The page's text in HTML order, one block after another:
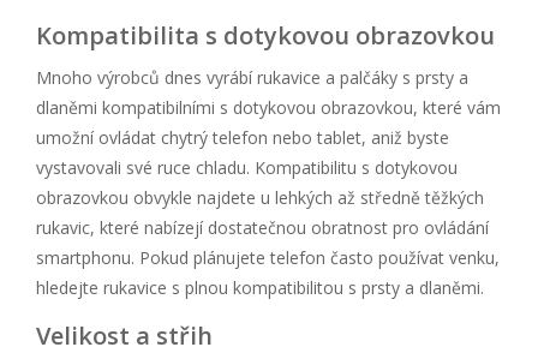
Kompatibilita s dotykovou obrazovkou
Mnoho výrobců dnes vyrábí rukavice a palčáky s prsty a
dlaněmi kompatibilními s dotykovou obrazovkou, které vám
umožní ovládat chytrý telefon nebo tablet, aniž byste
vystavovali své ruce chladu. Kompatibilitu s dotykovou
obrazovkou obvykle najdete u lehkých až středně těžkých
rukavic, které nabízejí dostatečnou obratnost pro ovládání
smartphonu. Pokud plánujete telefon často používat venku,
hledejte rukavice s plnou kompatibilitou s prsty a dlaněmi.
Velikost a střih